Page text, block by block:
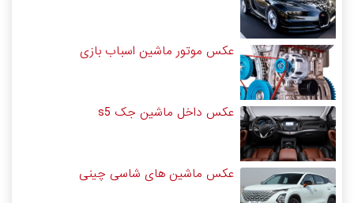
عکس موتور ماشین اسباب بازی
عکس داخل ماشین جک s5
عکس ماشین های شاسی چینی